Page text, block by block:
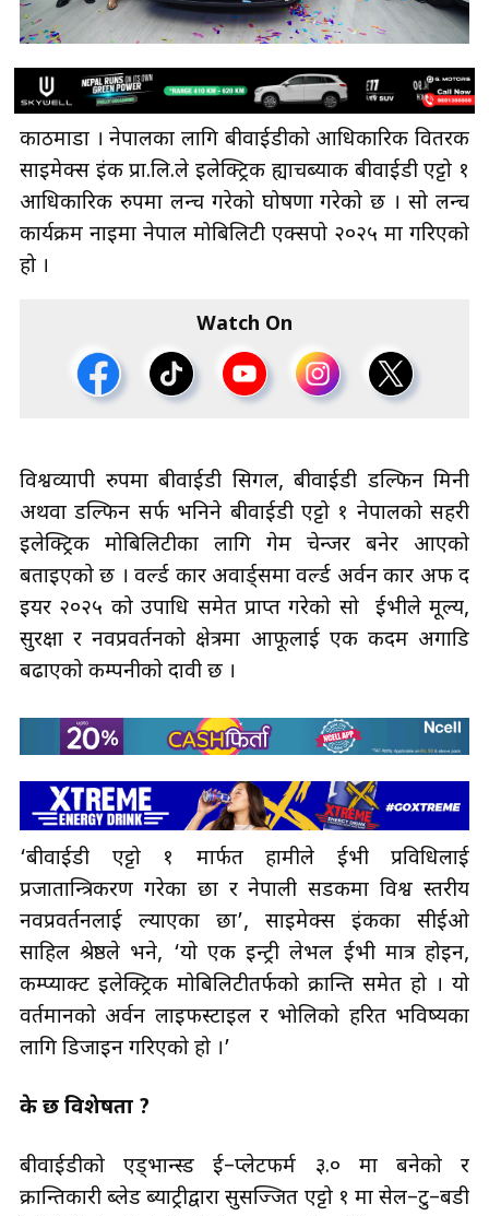
काठमाडौँ । नेपालका लागि बीवाईडीको आधिकारिक वितरक
साइमेक्स इंक प्रा.लि.ले इलेक्ट्रिक ह्याचब्याक बीवाईडी एट्टो १
आधिकारिक रुपमा लन्च गरेको घोषणा गरेको छ । सो लन्च
कार्यक्रम नाइमा नेपाल मोबिलिटी एक्सपो २०२५ मा गरिएको
हो ।
Watch On
विश्वव्यापी रुपमा बीवाईडी सिगल, बीवाईडी डल्फिन मिनी
अथवा डल्फिन सर्फ भनिने बीवाईडी एट्टो १ नेपालको सहरी
इलेक्ट्रिक मोबिलिटीका लागि गेम चेन्जर बनेर आएको
बताइएकाे छ । वर्ल्ड कार अवार्ड्समा वर्ल्ड अर्वन कार अफ द
इयर २०२५ को उपाधि समेत प्राप्त गरेको सो ईभीले मूल्य,
सुरक्षा र नवप्रवर्तनको क्षेत्रमा आफूलाई एक कदम अगाडि
बढाएको कम्पनीकाे दावी छ ।
‘बीवाईडी एट्टो १ मार्फत हामीले ईभी प्रविधिलाई
प्रजातान्त्रिकरण गरेका छौँ र नेपाली सडकमा विश्व स्तरीय
नवप्रवर्तनलाई ल्याएका छौँ’, साइमेक्स इंकका सीईओ
साहिल श्रेष्ठले भने, ‘यो एक इन्ट्री लेभल ईभी मात्र होइन,
कम्प्याक्ट इलेक्ट्रिक मोबिलिटीतर्फको क्रान्ति समेत हो । यो
वर्तमानको अर्वन लाइफस्टाइल र भोलिको हरित भविष्यका
लागि डिजाइन गरिएको हो ।’
के छ विशेषता ?
बीवाईडीको एड्भान्स्ड ई–प्लेटफर्म ३.० मा बनेको र
क्रान्तिकारी ब्लेड ब्याट्रीद्वारा सुसज्जित एट्टो १ मा सेल–टु–बडी